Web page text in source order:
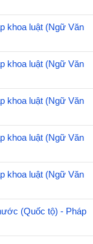
khoa luật (Ngữ Văn
khoa luật (Ngữ Văn
khoa luật (Ngữ Văn
khoa luật (Ngữ Văn
khoa luật (Ngữ Văn
(Quốc tộ) - Pháp